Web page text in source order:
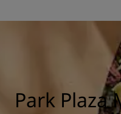
Park Plaza